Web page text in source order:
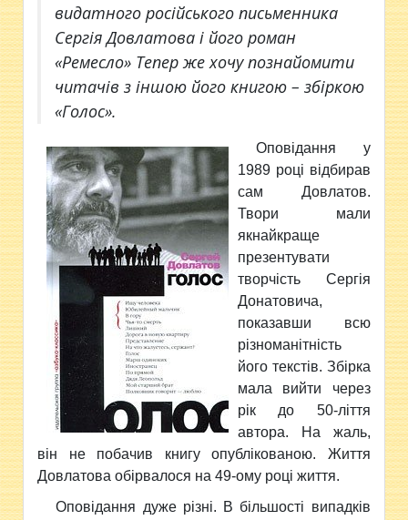
видатного російського письменника
Сергія Довлатова і його роман
«Ремесло» Тепер же хочу познайомити
читачів з іншою його книгою – збіркою
«Голос».
Оповідання у
1989 році відбирав
сам Довлатов.
Твори мали
якнайкраще
презентувати
творчість Сергія
Донатовича,
показавши всю
різноманітність
його текстів. Збірка
мала вийти через
рік до 50-ліття
автора. На жаль,
він не побачив книгу опублікованою. Життя
Довлатова обірвалося на 49-ому році життя.
Оповідання дуже різні. В більшості випадків